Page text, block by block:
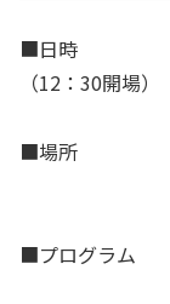
■日時 2024
（12：30開場）
■場所 鳴門
鳴門市大
■プログラム
♪お話